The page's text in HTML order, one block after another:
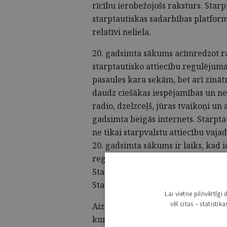
rīcību ierobežojošs raksturs.
starptautiskas sadarbības
relatīvi neliela.
20. gadsimta sākums acīmredzot
starptautisko attiecību
pasaules kara sekām, bet arī
daudz ciešākas iespējamības un
radio, dzelzceļš, jūras tvaikoņi
gadsimta beigās internets.
ne tikai starpvalstu attiecību
20. gadsimta sākums ir laiks, kad
regulējumus valstīm sāka
Starptautisko tiesību asociācija (
Starptautiskā jūras komiteja (
Aizvien pieaugošais
kuras nebūt vairs strikti
Lai vietne pilnvērtīgi
vēl citas –